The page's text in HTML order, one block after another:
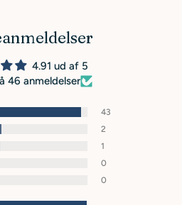
4.91 ud af 5
46 anmeldelser
43
2
1
0
0